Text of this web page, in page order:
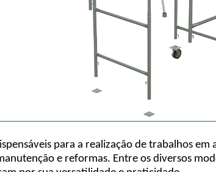
para a realização de trabalhos
e reformas. Entre os diversos